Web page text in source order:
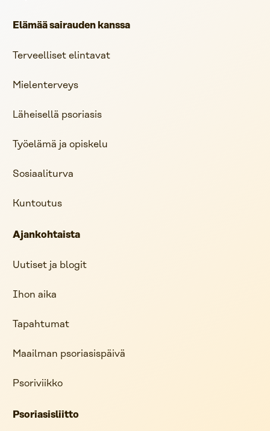
Elämää sairauden kanssa
Terveelliset elintavat
Mielenterveys
Läheisellä psoriasis
Työelämä ja opiskelu
Sosiaaliturva
Kuntoutus
Ajankohtaista
Uutiset ja blogit
Ihon aika
Tapahtumat
Maailman psoriasispäivä
Psoriviikko
Psoriasisliitto